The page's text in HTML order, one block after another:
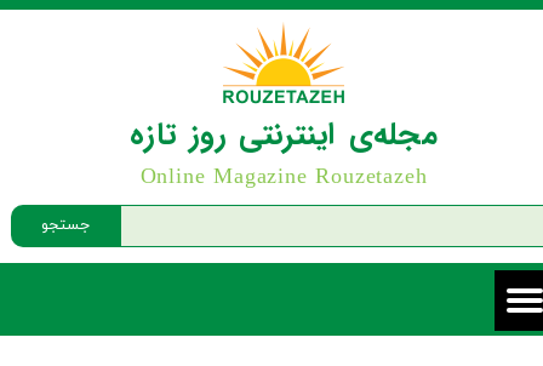
جستجو
مجله‌ی اینترنتی روز تازه
Online Magazine Rouzetazeh